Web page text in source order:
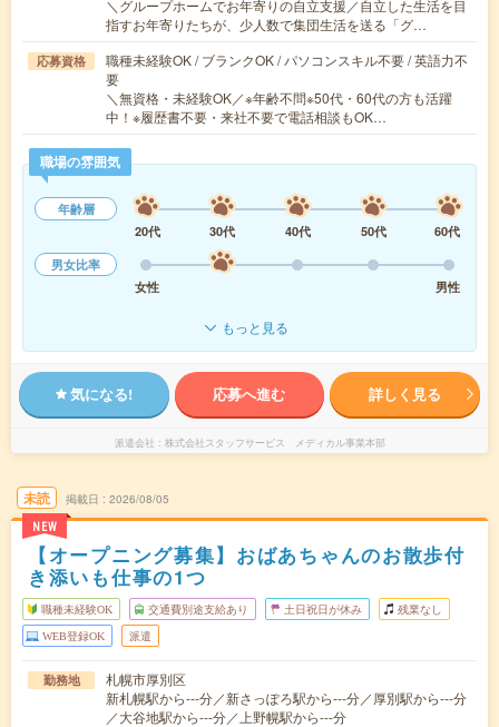
＼グループホームでお年寄りの自立支援／自立した生活を目
指すお年寄りたちが、少人数で集団生活を送る「グ…
応募資格
職種未経験OK / ブランクOK / パソコンスキル不要 / 英語力不
要
＼無資格・未経験OK／※年齢不問※50代・60代の方も活躍
中！※履歴書不要・来社不要で電話相談もOK…
職場の雰囲気
年齢層
20代
30代 40代 50代
60代
男女比率
女性
男性
もっと見る
気になる! 応募へ進む 詳しく見る
派遣会社 株式会社スタッフサービス メディカル事業本部
未読
NEW
掲載日 2026/08/05
【オープニング募集】おばあちゃんのお散歩付
き添いも仕事の1つ
職種未経験OK 交通費別途支給あり 土日祝日が休み 残業なし
WEB登録OK 派遣
勤務地
札幌市厚別区
新札幌駅から---分／新さっぽろ駅から---分／厚別駅から---分
／大谷地駅から---分／上野幌駅から---分